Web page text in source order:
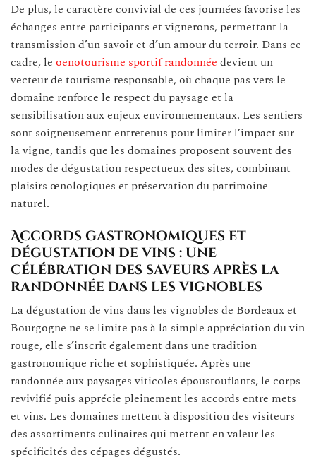
De plus, le caractère convivial de ces journées favorise les
échanges entre participants et vignerons, permettant la
transmission d’un savoir et d’un amour du terroir. Dans ce
cadre, le oenotourisme sportif randonnée devient un
vecteur de tourisme responsable, où chaque pas vers le
domaine renforce le respect du paysage et la
sensibilisation aux enjeux environnementaux. Les sentiers
sont soigneusement entretenus pour limiter l’impact sur
la vigne, tandis que les domaines proposent souvent des
modes de dégustation respectueux des sites, combinant
plaisirs œnologiques et préservation du patrimoine
naturel.
Accords gastronomiques et
dégustation de vins : une
célébration des saveurs après la
randonnée dans les vignobles
La dégustation de vins dans les vignobles de Bordeaux et
Bourgogne ne se limite pas à la simple appréciation du vin
rouge, elle s’inscrit également dans une tradition
gastronomique riche et sophistiquée. Après une
randonnée aux paysages viticoles époustouflants, le corps
revivifié puis apprécie pleinement les accords entre mets
et vins. Les domaines mettent à disposition des visiteurs
des assortiments culinaires qui mettent en valeur les
spécificités des cépages dégustés.